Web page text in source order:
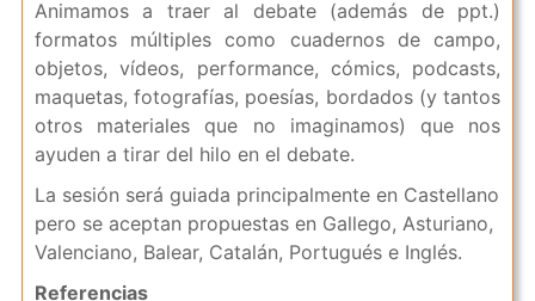
Animamos a traer al debate (además de ppt.)
formatos múltiples como cuadernos de campo,
objetos, vídeos, performance, cómics, podcasts,
maquetas, fotografías, poesías, bordados (y tantos
otros materiales que no imaginamos) que nos
ayuden a tirar del hilo en el debate.
La sesión será guiada principalmente en Castellano
pero se aceptan propuestas en Gallego, Asturiano,
Valenciano, Balear, Catalán, Portugués e Inglés.
Referencias